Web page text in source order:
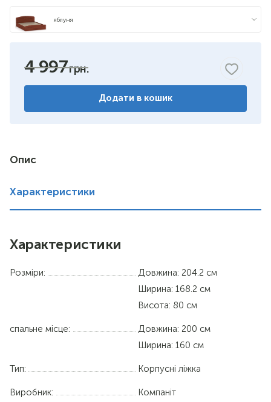
яблуня
венге комбіноване
4 997
Додати в кошик
Опис
Характеристики
Характеристики
Розміри:
Довжина: 204.2 см
Ширина: 168.2 см
Висота: 80 см
спальне місце: Довжина: 200 см
Ширина: 160 см
Тип: Корпусні ліжка
Виробник: Компаніт